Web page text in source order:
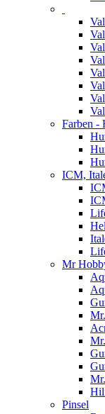
Farben -
ICM,
Mr
Pinsel